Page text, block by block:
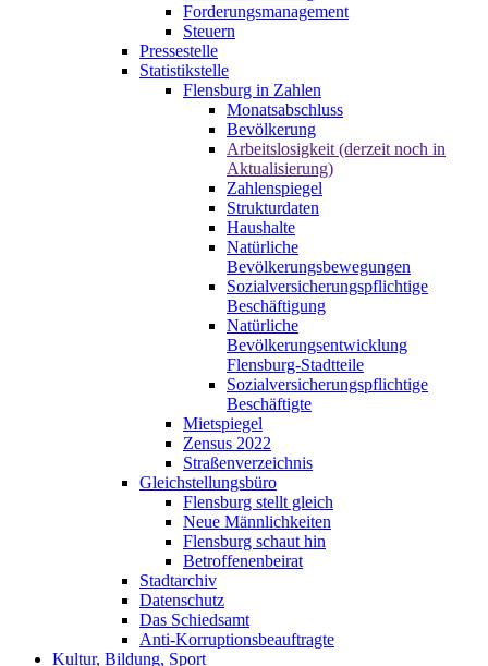
Forderungsmanagement
Steuern
Pressestelle
Statistikstelle
Flensburg in Zahlen
Monatsabschluss
Bevölkerung
Arbeitslosigkeit (derzeit noch in
Aktualisierung)
Zahlenspiegel
Strukturdaten
Haushalte
Natürliche
Bevölkerungsbewegungen
Sozialversicherungspflichtige
Beschäftigung
Natürliche
Bevölkerungsentwicklung
Flensburg-Stadtteile
Sozialversicherungspflichtige
Beschäftigte
Mietspiegel
Zensus 2022
Straßenverzeichnis
Gleichstellungsbüro
Flensburg stellt gleich
Neue Männlichkeiten
Flensburg schaut hin
Betroffenenbeirat
Stadtarchiv
Datenschutz
Das Schiedsamt
Anti-Korruptionsbeauftragte
Kultur, Bildung, Sport